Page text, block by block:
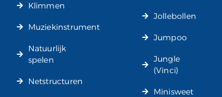
Klimmen
Muziekinstrument
Natuurlijk
spelen
Netstructuren
Jollebollen
Jumpoo
Jungle
(Vinci)
Minisweet